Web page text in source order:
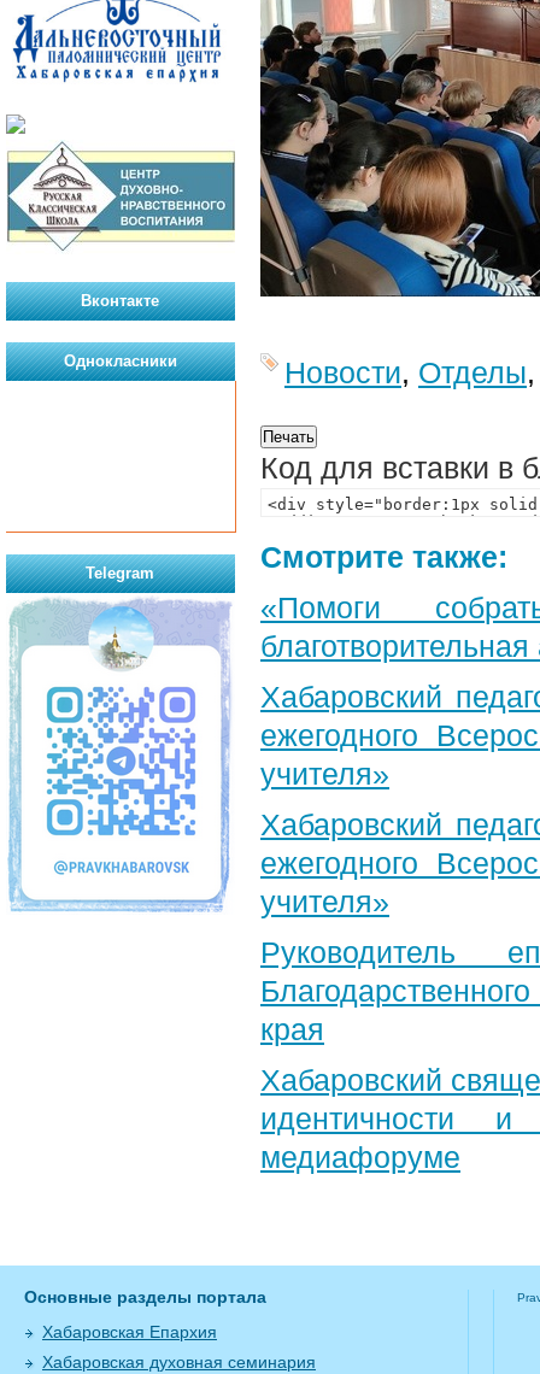
Новости, Отделы
Код для вставки в
Смотрите также:
«Помоги
Хабаровский
ежегодного
учителя»
Хабаровский
ежегодного
учителя»
Руководитель
края
Хабаровский
идентичности
медиафоруме
Вконтакте
Однокласники
Telegram
Основные разделы портала
Хабаровская Епархия
Хабаровская духовная семинария